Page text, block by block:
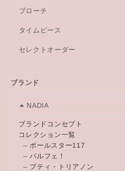
ブローチ
タイムピース
セレクトオーダー
ブランド
NADIA
ブランドコンセプト
コレクション一覧
– ポールスター117
–パルフェ！
– プティ・トリアノン